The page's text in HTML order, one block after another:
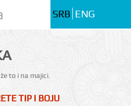
SRB ENG
to i na majici.
TIP I BOJU